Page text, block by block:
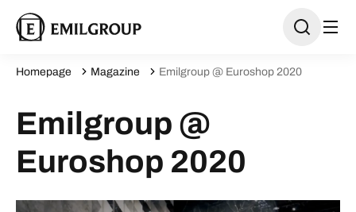
Homepage Magazine Emilgroup @ Euroshop 2020
Emilgroup @
Euroshop 2020